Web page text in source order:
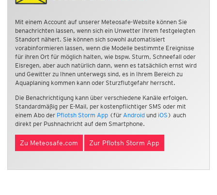
Mit einem Account auf unserer Meteosafe-Website können Sie
benachrichten lassen, wenn sich ein Unwetter Ihrem festgelegten
Standort nähert. Sie können sich sowohl automatisiert
vorabinformieren lassen, wenn die Modelle bestimmte Ereignisse
für ihren Ort für möglich halten, wie bspw. Sturm, Schneefall oder
Eisregen, aber auch natürlich dann, wenn es tatsächlich ernst wird
und Gewitter zu Ihnen unterwegs sind, es in Ihrem Bereich zu
Aquaplaning kommen kann oder Sturzflutgefahr herrscht.
Die Benachrichtigung kann über verschiedene Kanäle erfolgen.
Standardmäßig per E-Mail, per kostenpflichtiger SMS oder mit
einem Abo der Pflotsh Storm App (für Android und iOS ) auch
direkt per Pushnachricht auf dem Smartphone.
Zu Meteosafe.com Zur Pflotsh Storm App